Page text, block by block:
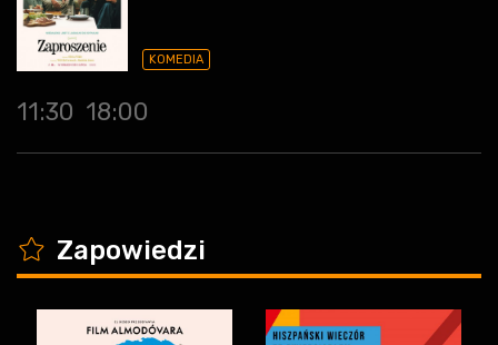
KOMEDIA
11:30 18:00
K Zapowiedzi